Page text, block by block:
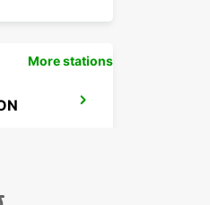
More stations